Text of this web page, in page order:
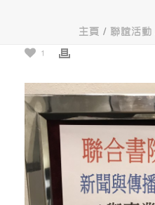
主頁 / 聯誼活動
1